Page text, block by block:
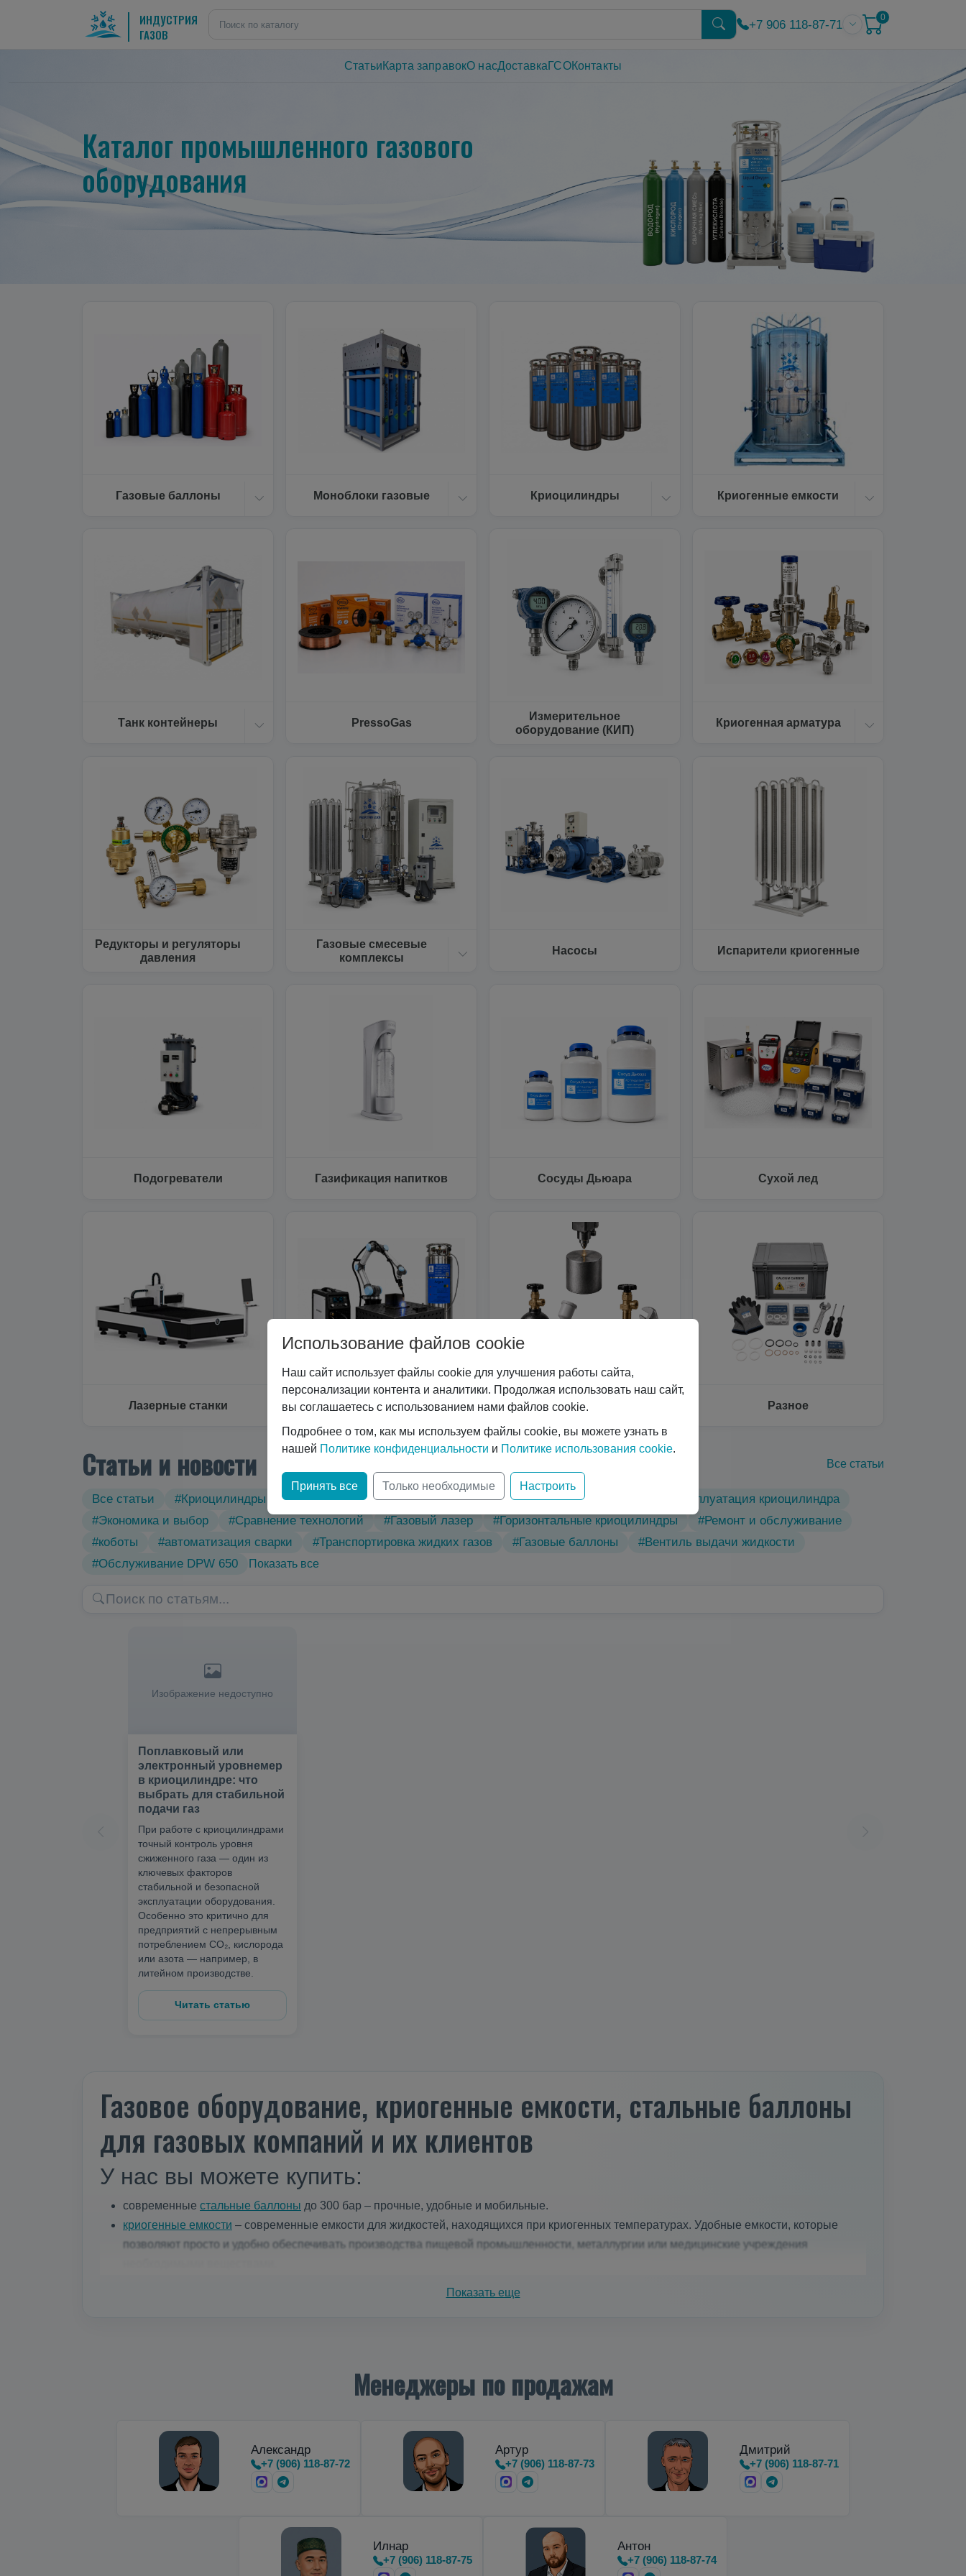
ИНДУСТРИЯ
ГАЗОВ
+7 906 118-87-71
0
Статьи Карта заправокО насДоставка ГСОКонтакты
Каталог промышленного газового
оборудования
Газовые баллоны Моноблоки газовые Криоцилиндры Криогенные емкости
Танк контейнеры PressoGas
Измерительное
оборудование (КИП)
Криогенная арматура
Редукторы и регуляторы
давления
Газовые смесевые
комплексы
Насосы Испарители криогенные
Подогреватели Газификация напитков Сосуды Дьюара Сухой лед
Лазерные станки Сварочные роботы Услуги Разное
Статьи и новости Все статьи
Все статьи #Криоцилиндры #Технические характеристики #Вертикальные криоцилиндры
#Эксплуатация криоцилиндра
#Экономика и выбор
#Сравнение технологий #Газовый лазер #Горизонтальные криоцилиндры
#Ремонт и обслуживание
#коботы
#автоматизация сварки #Транспортировка жидких газов #Газовые баллоны
#Вентиль выдачи жидкости
#Обслуживание DPW 650
Показать все
Изображение недоступно
Поплавковый или
электронный уровнемер
в криоцилиндре: что
выбрать для стабильной
подачи газ
При работе с криоцилиндрами
точный контроль уровня
сжиженного газа — один из
ключевых факторов
стабильной и безопасной
эксплуатации оборудования.
Особенно это критично для
предприятий с непрерывным
потреблением CO₂, кислорода
или азота — например, в
литейном производстве.
Читать статью
Газовое оборудование, криогенные емкости, стальные баллоны
для газовых компаний и их клиентов
У нас вы можете купить:
современные стальные баллоны до 300 бар – прочные, удобные и мобильные.
криогенные емкости – современные емкости для жидкостей, находящихся при криогенных температурах. Удобные емкости, которые
позволяют просто и удобно обеспечивать производства пищевой промышленности, металлургии или медицинские учреждения
предназначенные для транспортировки, хранения и…
Показать еще
Менеджеры по продажам
Александр
+7 (906) 118-87-72
Артур
+7 (906) 118-87-73
Дмитрий
+7 (906) 118-87-71
Илнар
+7 (906) 118-87-75
Антон
+7 (906) 118-87-74
Использование файлов cookie
Наш сайт использует файлы cookie для улучшения работы сайта,
персонализации контента и аналитики. Продолжая использовать наш сайт,
вы соглашаетесь с использованием нами файлов cookie.
Подробнее о том, как мы используем файлы cookie, вы можете узнать в
нашей Политике конфиденциальности и Политике использования cookie.
Принять все Только необходимые Настроить